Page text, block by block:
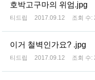
호박고구마의 위엄.jpg
티드립 2017.09.12 조회 수:
이거 철벽인가요? .jpg
티드립 2017.09.12 조회 수: